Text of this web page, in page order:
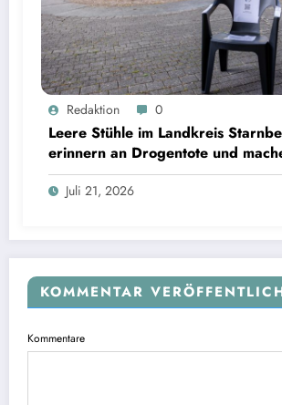
Leere Stühle im Landkreis Starnberg erinnern an Drogentote und
sichtbar | Bild: © Landratsamt Starnberg
Redaktion 0
Leere Stühle im Landkreis
erinnern an Drogentote und
Hilfsangebote sichtbar
Juli 21, 2026
KOMMENTAR
Kommentare